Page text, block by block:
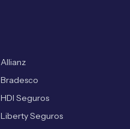
Allianz
Bradesco
HDI Seguros
Liberty Seguros